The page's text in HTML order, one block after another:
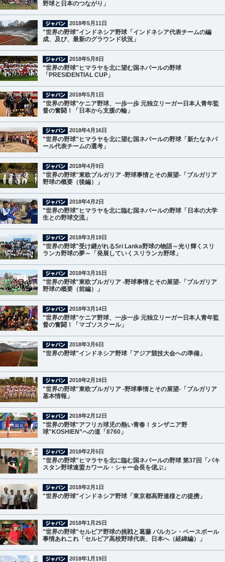
野球と日本のつながり」
2018年5月11日
"世界の野球"インドネシア野球「インドネシア代表チームの編
成、及び、最新のグラウンド状況」
2018年5月8日
"世界の野球"ヒマラヤを北に望む国ネパールの野球
「PRESIDENTIAL CUP」
2018年5月1日
"世界の野球"ケニア野球、一歩一歩 元独立リーガー日本人青年監
督の奮闘！「日本から支援の輪」
2018年4月16日
"世界の野球"ヒマラヤを北に望む国ネパールの野球「新たなネパ
ール代表チームの選考」
2018年4月9日
"世界の野球"東欧ブルガリア -野球事情とその展望-「ブルガリア
野球の概要（後編）」
2018年4月2日
"世界の野球"ヒマラヤを北に臨む国ネパールの野球「日本の大学
生との野球交流」
2018年3月19日
"世界の野球"受け継がれるSri Lanka野球の物語～光り輝くスリ
ランカ野球の夢～「発展していくスリランカ野球」
2018年3月15日
"世界の野球"東欧ブルガリア -野球事情とその展望-「ブルガリア
野球の概要（前編）」
2018年3月14日
"世界の野球"ケニア野球、一歩一歩 元独立リーガー日本人青年監
督の奮闘！「マゴソスクール」
2018年3月6日
"世界の野球"インドネシア野球「アジア競技大会への準備」
2018年2月19日
"世界の野球"東欧ブルガリア -野球事情とその展望-「ブルガリア
基本情報」
2018年2月12日
"世界の野球"アフリカ球児の熱い青春！タンザニア野
球"KOSHIEN”への道「8760」
2018年2月5日
"世界の野球"ヒマラヤを北に臨む国ネパールの野球 第37回「パキ
スタン野球連盟カワール・シャー会長を偲ぶ」
2018年2月1日
"世界の野球"インドネシア野球「東京都高野連様との提携」
2018年1月25日
"世界の野球"セルビア野球の挑戦と葛藤 バルカン・ベースボール
事情あれこれ「セルビア高校野球代表、日本へ（経緯編）」
2018年1月19日